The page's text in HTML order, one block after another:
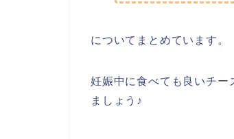
についてまとめています。
妊娠中に食べても良いチー
ましょう♪